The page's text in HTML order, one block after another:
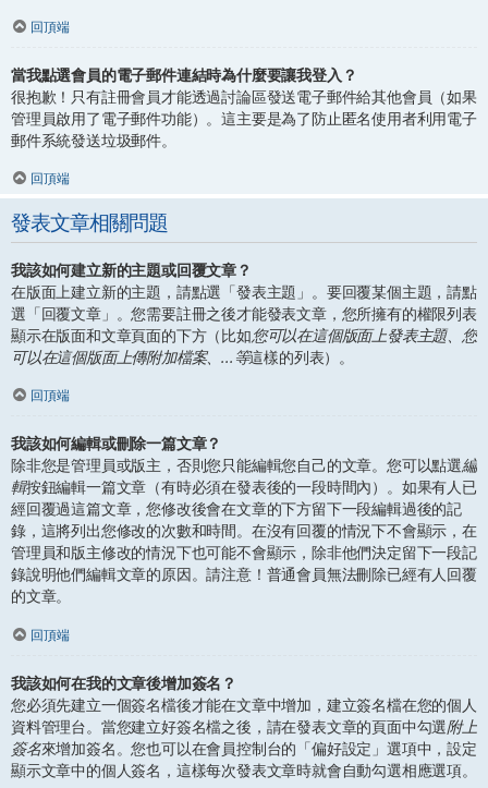
回頂端
當我點選會員的電子郵件連結時為什麼要讓我登入？
很抱歉！只有註冊會員才能透過討論區發送電子郵件給其他會員（如果
管理員啟用了電子郵件功能）。這主要是為了防止匿名使用者利用電子
郵件系統發送垃圾郵件。
回頂端
發表文章相關問題
我該如何建立新的主題或回覆文章？
在版面上建立新的主題，請點選「發表主題」。要回覆某個主題，請點
選「回覆文章」。您需要註冊之後才能發表文章，您所擁有的權限列表
顯示在版面和文章頁面的下方（比如您可以在這個版面上發表主題、您
可以在這個版面上傳附加檔案、...等這樣的列表）。
回頂端
我該如何編輯或刪除一篇文章？
除非您是管理員或版主，否則您只能編輯您自己的文章。您可以點選編
輯按鈕編輯一篇文章（有時必須在發表後的一段時間內）。如果有人已
經回覆過這篇文章，您修改後會在文章的下方留下一段編輯過後的記
錄，這將列出您修改的次數和時間。在沒有回覆的情況下不會顯示，在
管理員和版主修改的情況下也可能不會顯示，除非他們決定留下一段記
錄說明他們編輯文章的原因。請注意！普通會員無法刪除已經有人回覆
的文章。
回頂端
我該如何在我的文章後增加簽名？
您必須先建立一個簽名檔後才能在文章中增加，建立簽名檔在您的個人
資料管理台。當您建立好簽名檔之後，請在發表文章的頁面中勾選附上
簽名來增加簽名。您也可以在會員控制台的「偏好設定」選項中，設定
顯示文章中的個人簽名，這樣每次發表文章時就會自動勾選相應選項。